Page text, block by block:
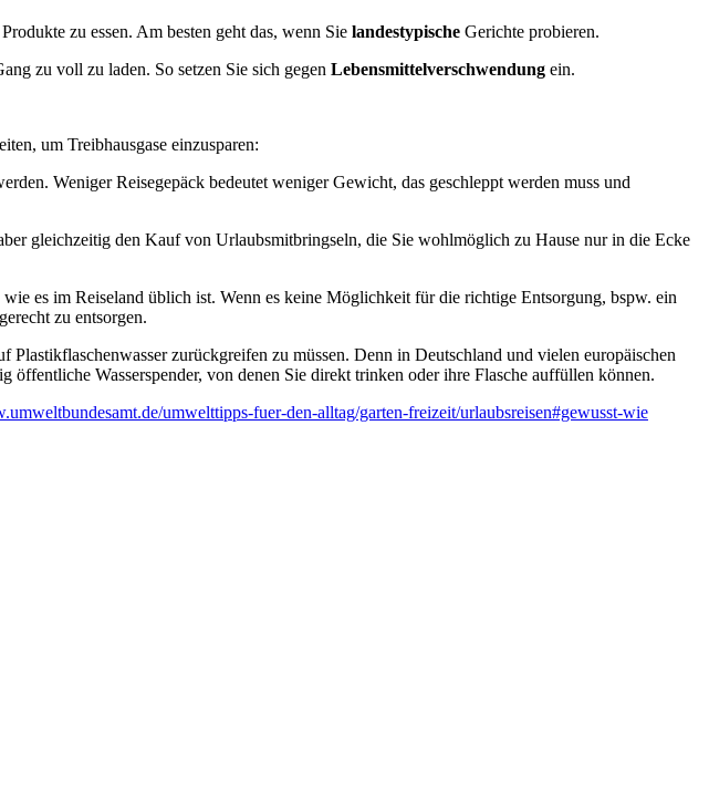
zu essen. Am besten geht das, wenn Sie landestypische Gerichte probieren.
zu voll zu laden. So setzen Sie sich gegen Lebensmittelverschwendung ein.
um Treibhausgase einzusparen:
Weniger Reisegepäck bedeutet weniger Gewicht, das geschleppt werden muss und
gleichzeitig den Kauf von Urlaubsmitbringseln, die Sie wohlmöglich zu Hause nur in die Ecke
es im Reiseland üblich ist. Wenn es keine Möglichkeit für die richtige Entsorgung, bspw. ein
zu entsorgen.
Plastikflaschenwasser zurückgreifen zu müssen. Denn in Deutschland und vielen europäischen
Wasserspender, von denen Sie direkt trinken oder ihre Flasche auffüllen können.
umwelttipps-fuer-den-alltag/garten-freizeit/urlaubsreisen#gewusst-wie